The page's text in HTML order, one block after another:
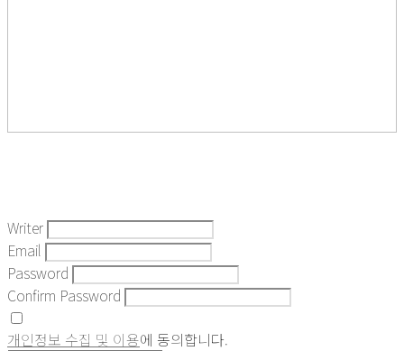
Writer
Email
Password
Confirm Password
개인정보 수집 및 이용에 동의합니다.